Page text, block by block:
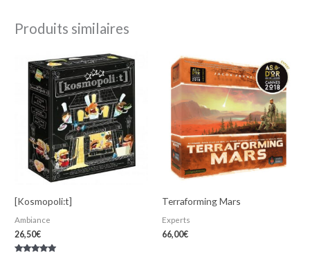
Produits similaires
[Kosmopoli:t]
Ambiance
26,50€
Terraforming Mars
Experts
66,00€